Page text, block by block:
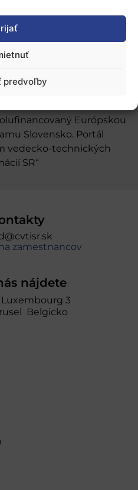
predvoľby
pobyty
údajov
Európskou
Slovensko. Portál
vedecko-technických
SR“
zamestnancov
nájdete
3
Belgicko